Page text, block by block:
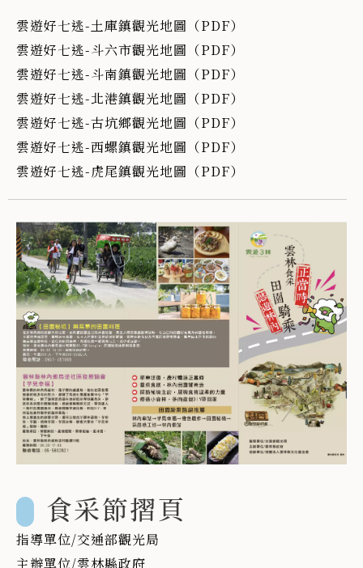
雲遊好七逃-土庫鎮觀光地圖（PDF）
雲遊好七逃-斗六市觀光地圖（PDF）
雲遊好七逃-斗南鎮觀光地圖（PDF）
雲遊好七逃-北港鎮觀光地圖（PDF）
雲遊好七逃-古坑鄉觀光地圖（PDF）
雲遊好七逃-西螺鎮觀光地圖（PDF）
雲遊好七逃-虎尾鎮觀光地圖（PDF）
食采節摺頁
指導單位/交通部觀光局
主辦單位/雲林縣政府